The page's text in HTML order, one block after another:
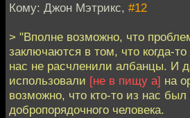
Кому: Джон Мэтрикс, #12
> "Вполне возможно, что
заключаются в том, что когда-
нас не расчленили албанцы. И
использовали [не в пищу а] на
возможно, что кто-то из нас
добропорядочного человека.